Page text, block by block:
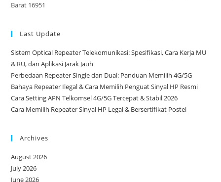
Barat 16951
Last Update
Sistem Optical Repeater Telekomunikasi: Spesifikasi, Cara Kerja MU
& RU, dan Aplikasi Jarak Jauh
Perbedaan Repeater Single dan Dual: Panduan Memilih 4G/5G
Bahaya Repeater Ilegal & Cara Memilih Penguat Sinyal HP Resmi
Cara Setting APN Telkomsel 4G/5G Tercepat & Stabil 2026
Cara Memilih Repeater Sinyal HP Legal & Bersertifikat Postel
Archives
August 2026
July 2026
June 2026